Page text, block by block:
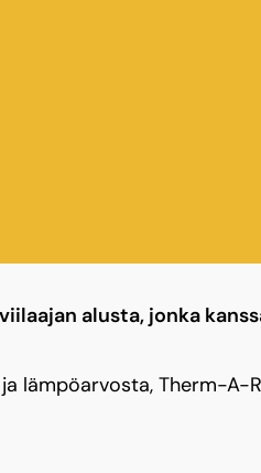
alusta, jonka
lämpöarvosta, Therm-A-